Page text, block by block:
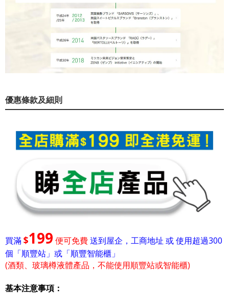
優惠條款及細則
買滿$199 便可免費送到屋企，工商地址 或 使用超過300
個「順豐站」或「順豐智能櫃」
(酒類、玻璃樽液體產品，不能使用順豐站或智能櫃)
基本注意事項：